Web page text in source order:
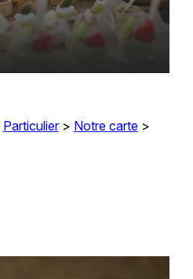
Particulier> Notre carte>